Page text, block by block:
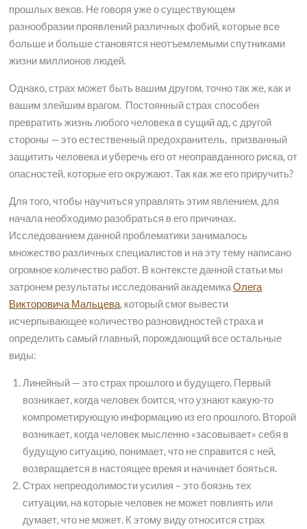
прошлых веков. Не говоря уже о существующем
разнообразии проявлений различных фобий, которые все
больше и больше становятся неотъемлемыми спутниками
жизни миллионов людей.
Однако, страх может быть вашим другом, точно так же, как и
вашим злейшим врагом. Постоянный страх способен
превратить жизнь любого человека в сущий ад, с другой
стороны — это естественный предохранитель, призванный
защитить человека и уберечь его от неоправданного риска, от
опасностей, которые его окружают. Так как же его приручить?
Для того, чтобы научиться управлять этим явлением, для
начала необходимо разобраться в его причинах.
Исследованием данной проблематики занималось
множество различных специалистов и на эту тему написано
огромное количество работ. В контексте данной статьи мы
затронем результаты исследований академикаОлега
Викторовича Мальцева, который смог вывести
исчерпывающее количество разновидностей страха и
определить самый главный, порождающий все остальные
виды:
Линейный — это страх прошлого и будущего. Первый
возникает, когда человек боится, что узнают какую-то
компрометирующую информацию из его прошлого. Второй
возникает, когда человек мысленно «засовывает» себя в
будущую ситуацию, понимает, что не справится с ней,
возвращается в настоящее время и начинает бояться.
Страх непреодолимости усилия – это боязнь тех
ситуации, на которые человек не может повлиять или
думает, что не может. К этому виду относится страх